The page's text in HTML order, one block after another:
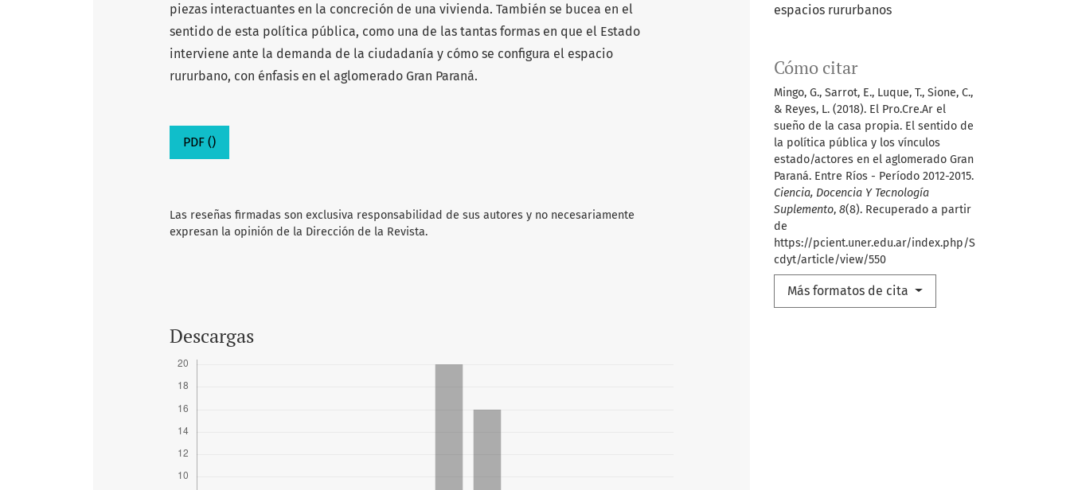
espacios rururbanos
Cómo citar
Mingo, G., Sarrot, E., Luque, T., Sione, C.,
& Reyes, L. (2018). El Pro.Cre.Ar el
sueño de la casa propia. El sentido de
la política pública y los vínculos
estado/actores en el aglomerado Gran
Paraná. Entre Ríos - Período 2012-2015.
Ciencia, Docencia Y Tecnología
Suplemento, 8(8). Recuperado a partir
de
https://pcient.uner.edu.ar/index.php/S
cdyt/article/view/550
Más formatos de cita
piezas interactuantes en la concreción de una vivienda. También se bucea en el
sentido de esta política pública, como una de las tantas formas en que el Estado
interviene ante la demanda de la ciudadanía y cómo se configura el espacio
rururbano, con énfasis en el aglomerado Gran Paraná.
PDF ()
Las reseñas firmadas son exclusiva responsabilidad de sus autores y no necesariamente
expresan la opinión de la Dirección de la Revista.
Descargas